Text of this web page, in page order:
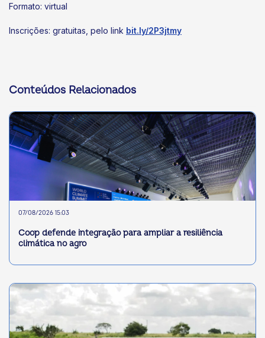
Formato: virtual
Inscrições: gratuitas, pelo link bit.ly/2P3jtmy
Conteúdos Relacionados
07/08/2026 15:03
Coop defende integração para ampliar a resiliência
climática no agro